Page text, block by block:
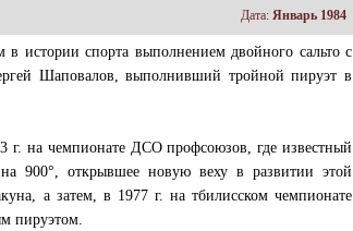
Дата: Январь 1984
истории спорта выполнением двойного сальто с
Шаповалов, выполнивший тройной пируэт в
г. на чемпионате ДСО профсоюзов, где известный
900°, открывшее новую веху в развитии этой
а затем, в 1977 г. на тбилисском чемпионате
пируэтом.